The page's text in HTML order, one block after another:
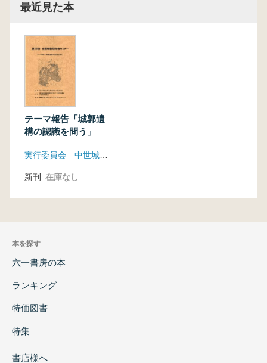
最近見た本
テーマ報告「城郭遺
構の認識を問う」
新刊 在庫なし
本を探す
六一書房の本
ランキング
特価図書
特集
書店様へ